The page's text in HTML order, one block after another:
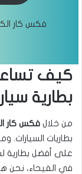
فكس كار
كيف
بطارية
من خلال فكس كار
بطاريات السيارات.
على أفضل بطارية
في الفيحاء، نحن